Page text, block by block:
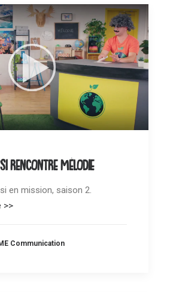
rencontre Mélodie
en mission, saison 2.
>>
Communication